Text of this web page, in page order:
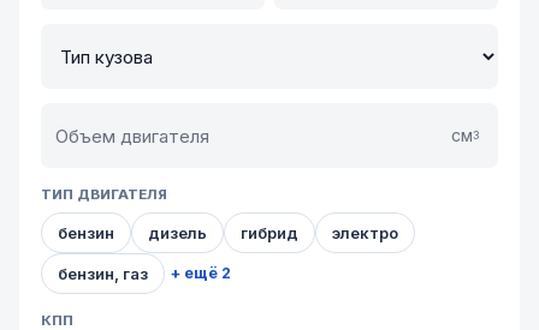
см3
ТИП ДВИГАТЕЛЯ
бензин дизель гибрид электро
бензин, газ + ещё 2
КПП